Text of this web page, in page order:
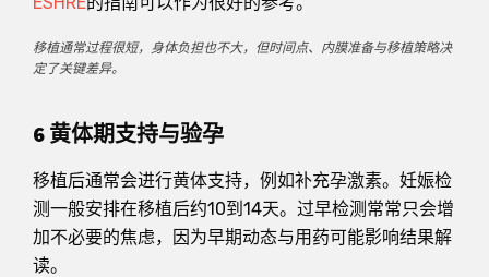
移植通常过程很短，身体负担也不大，但时间点、内膜准备与移植策略决
定了关键差异。
6 黄体期支持与验孕
移植后通常会进行黄体支持，例如补充孕激素。妊娠检
测一般安排在移植后约10到14天。过早检测常常只会增
加不必要的焦虑，因为早期动态与用药可能影响结果解
读。